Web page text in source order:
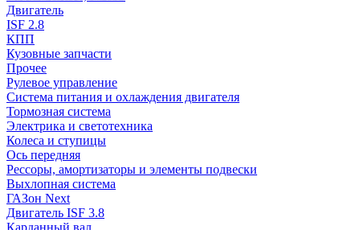
Двигатель
ISF 2.8
КПП
Кузовные запчасти
Прочее
Рулевое управление
Система питания и охлаждения двигателя
Тормозная система
Электрика и светотехника
Колеса и ступицы
Ось передняя
Рессоры, амортизаторы и элементы подвески
Выхлопная система
ГАЗон Next
Двигатель ISF 3.8
Карданный вал